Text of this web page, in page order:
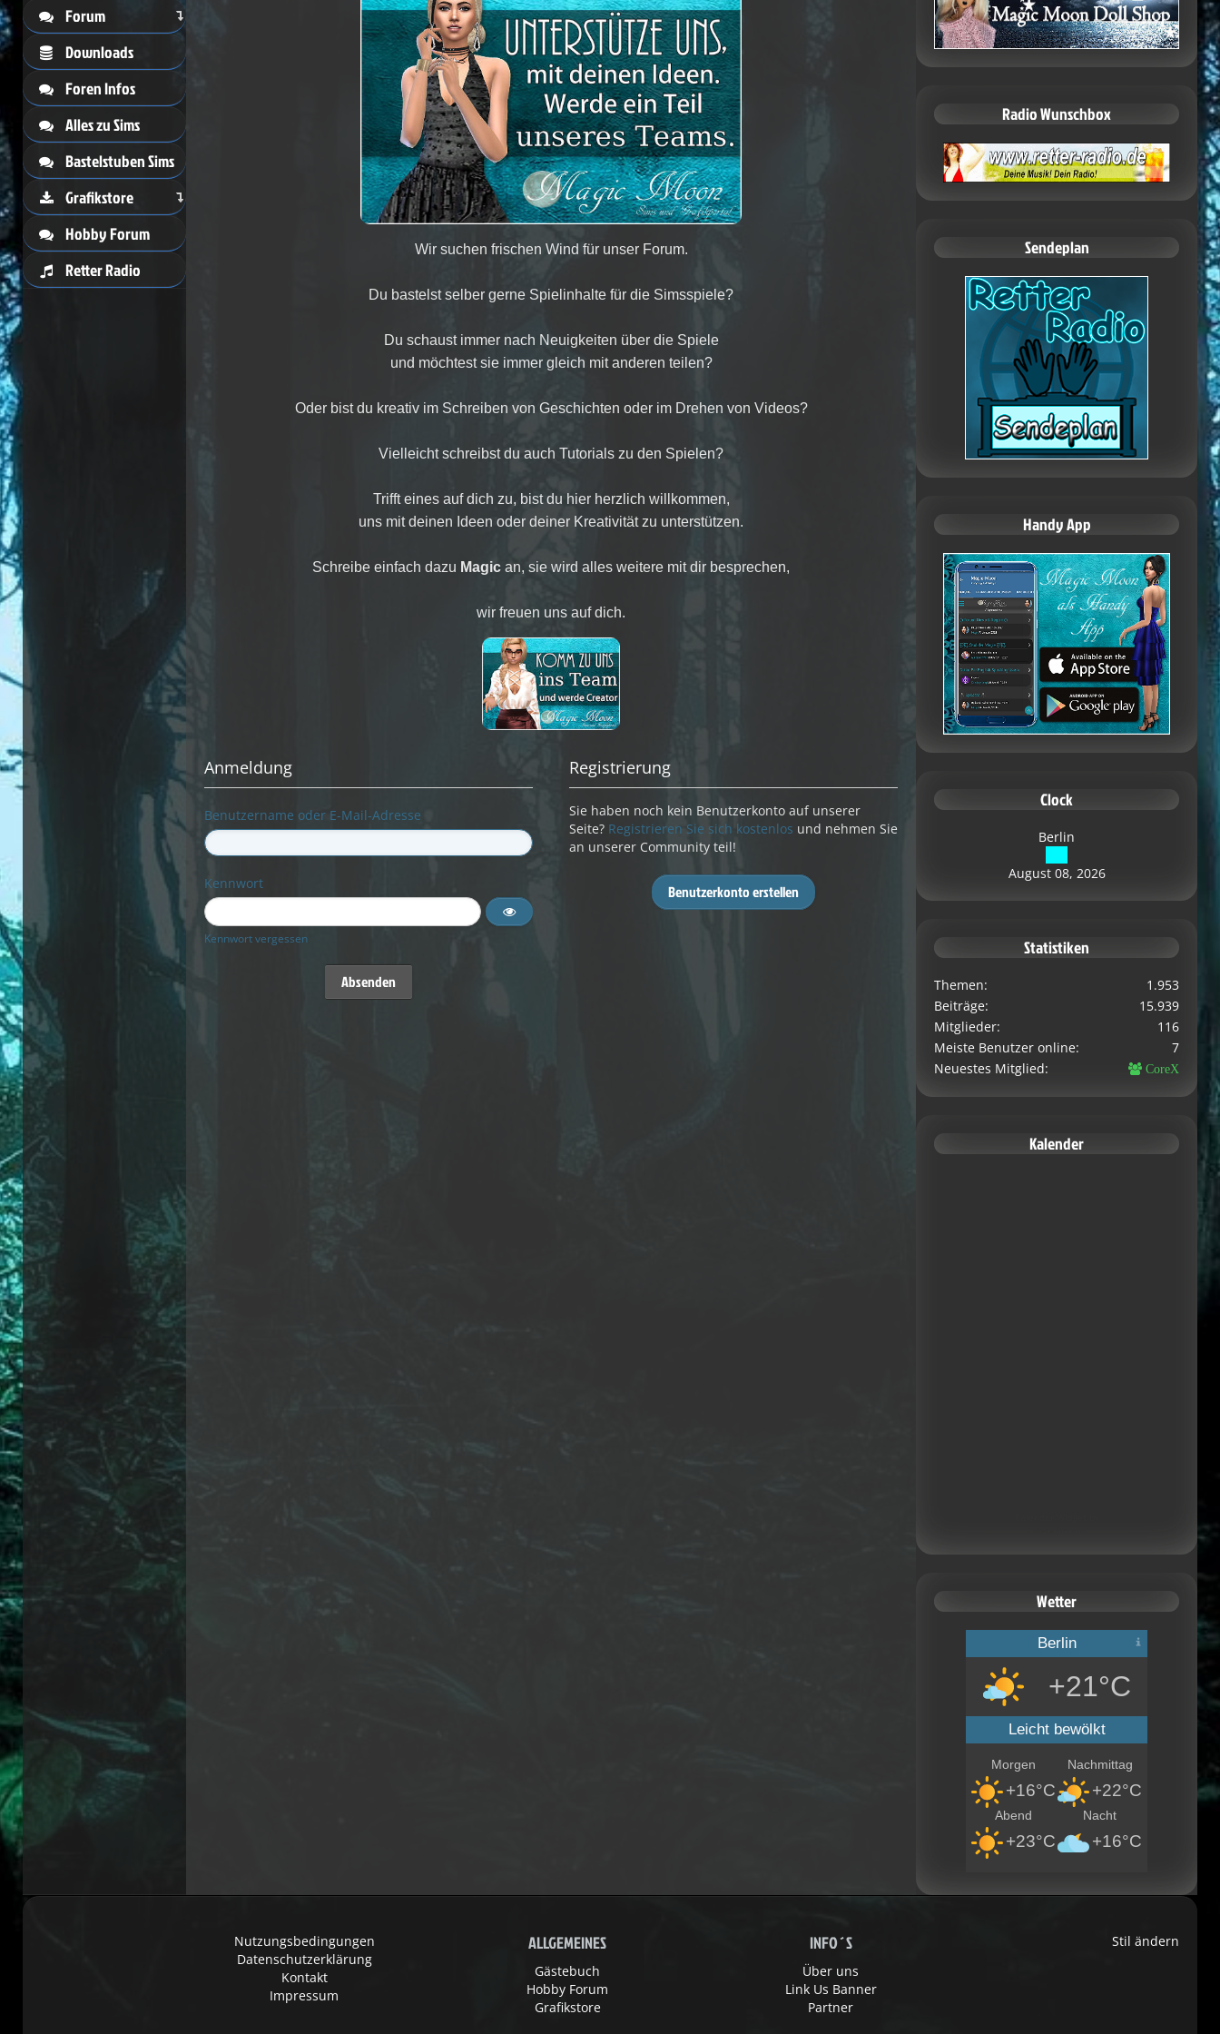
Forum
Downloads
Foren Infos
Alles zu Sims
Bastelstuben Sims
Grafikstore
Hobby Forum
Retter Radio
Wir suchen frischen Wind für unser Forum.
Du bastelst selber gerne Spielinhalte für die Simsspiele?
Du schaust immer nach Neuigkeiten über die Spiele
und möchtest sie immer gleich mit anderen teilen?
Oder bist du kreativ im Schreiben von Geschichten oder im Drehen von Videos?
Vielleicht schreibst du auch Tutorials zu den Spielen?
Trifft eines auf dich zu, bist du hier herzlich willkommen,
uns mit deinen Ideen oder deiner Kreativität zu unterstützen.
Schreibe einfach dazu Magic an, sie wird alles weitere mit dir besprechen,
wir freuen uns auf dich.
Anmeldung
Benutzername oder E-Mail-Adresse
Kennwort
Kennwort vergessen
Registrierung
Sie haben noch kein Benutzerkonto auf unserer
Seite? Registrieren Sie sich kostenlos und nehmen Sie
an unserer Community teil!
Benutzerkonto erstellen
Radio Wunschbox
Sendeplan
Handy App
Clock
Berlin
August 08, 2026
Statistiken
Themen
1.953
Beiträge
15.939
Mitglieder
116
Meiste Benutzer online
7
Neuestes Mitglied
CoreX
Kalender
Wetter
Berlin
+21°C
Leicht bewölkt
Morgen
+16°C
Nachmittag
+22°C
Abend
+23°C
Nacht
+16°C
Stil ändern
Nutzungsbedingungen
Datenschutzerklärung
Kontakt
Impressum
ALLGEMEINES
Gästebuch
Hobby Forum
Grafikstore
INFO´S
Über uns
Link Us Banner
Partner